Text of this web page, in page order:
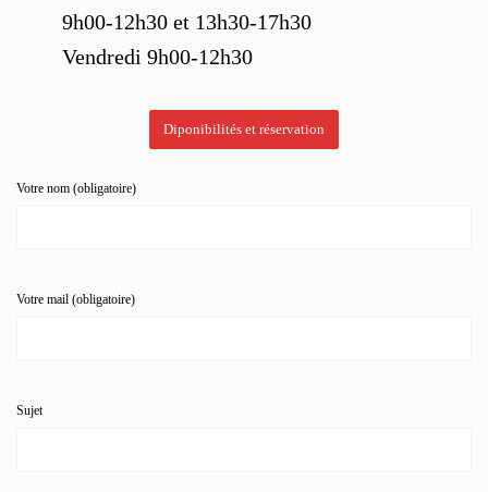
9h00-12h30 et 13h30-17h30
Vendredi 9h00-12h30
Diponibilités et réservation
Votre nom (obligatoire)
Votre mail (obligatoire)
Sujet